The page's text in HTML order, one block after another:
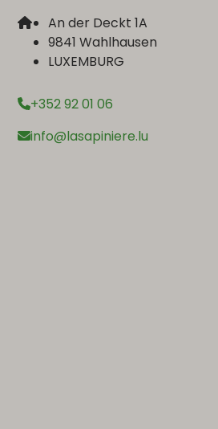
An der Deckt 1A
9841 Wahlhausen
LUXEMBURG
+352 92 01 06
info@lasapiniere.lu